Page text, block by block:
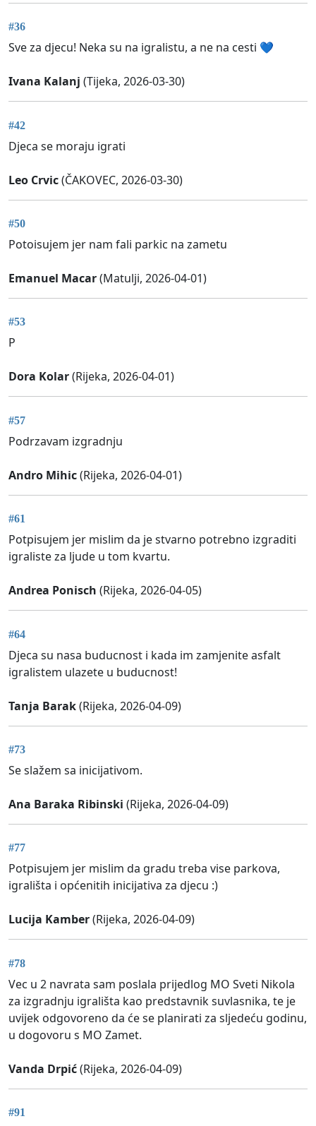
#36
Sve za djecu! Neka su na igralistu, a ne na cesti 💙
Ivana Kalanj (Tijeka, 2026-03-30)
#42
Djeca se moraju igrati
Leo Crvic(ČAKOVEC, 2026-03-30)
#50
Potoisujem jer nam fali parkic na zametu
Emanuel Macar(Matulji, 2026-04-01)
#53
P
Dora Kolar(Rijeka, 2026-04-01)
#57
Podrzavam izgradnju
Andro Mihic(Rijeka, 2026-04-01)
#61
Potpisujem jer mislim da je stvarno potrebno izgraditi
igraliste za ljude u tom kvartu.
Andrea Ponisch (Rijeka, 2026-04-05)
#64
Djeca su nasa buducnost i kada im zamjenite asfalt
igralistem ulazete u buducnost!
Tanja Barak(Rijeka, 2026-04-09)
#73
Se slažem sa inicijativom.
Ana Baraka Ribinski (Rijeka, 2026-04-09)
#77
Potpisujem jer mislim da gradu treba vise parkova,
igrališta i općenitih inicijativa za djecu :)
Lucija Kamber(Rijeka, 2026-04-09)
#78
Vec u 2 navrata sam poslala prijedlog MO Sveti Nikola
za izgradnju igrališta kao predstavnik suvlasnika, te je
uvijek odgovoreno da će se planirati za sljedeću godinu,
u dogovoru s MO Zamet.
Vanda Drpić(Rijeka, 2026-04-09)
#91